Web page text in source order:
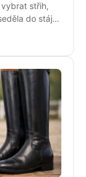
střih,
do stáje,